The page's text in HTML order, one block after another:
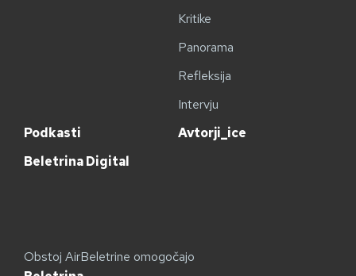
Kritike
Panorama
Refleksija
Intervju
Podkasti
Avtorji_ice
Beletrina Digital
Obstoj AirBeletrine omogočajo